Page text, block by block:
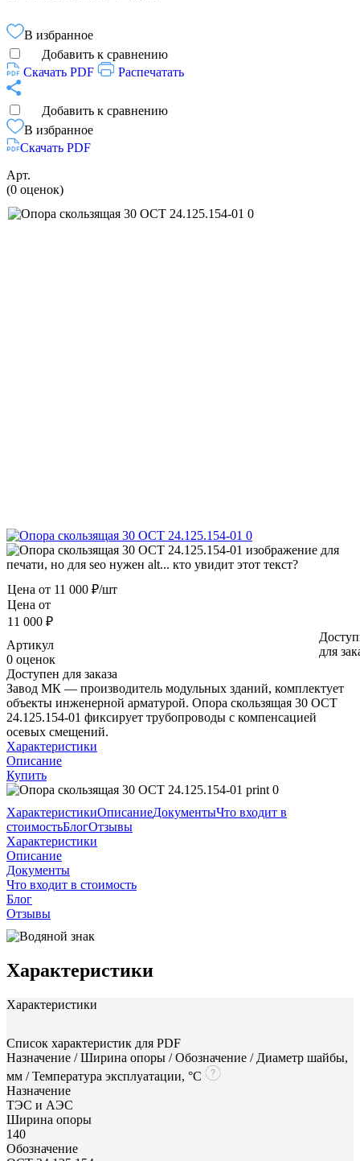
В избранное
Добавить к сравнению
Скачать PDF
Распечатать
Добавить к сравнению
В избранное
Скачать PDF
Арт.
(0 оценок)
Цена от 11 000 ₽/шт
Цена от
11 000 ₽
для
Артикул
0 оценок
Доступен для заказа
Завод МК — производитель модульных зданий, комплектует
объекты инженерной арматурой. Опора скользящая 30 ОСТ
24.125.154-01 фиксирует трубопроводы с компенсацией
осевых смещений.
Характеристики
Описание
Купить
ХарактеристикиОписаниеДокументыЧто входит в
стоимостьБлогОтзывы
Характеристики
Описание
Документы
Что входит в стоимость
Блог
Отзывы
Характеристики
Характеристики
Список характеристик для PDF
Назначение / Ширина опоры / Обозначение / Диаметр шайбы,
мм / Температура эксплуатации, °С
Назначение
ТЭС и АЭС
Ширина опоры
140
Обозначение